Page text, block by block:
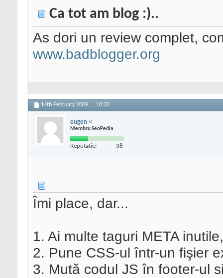
Ca tot am blog :)..
As dori un review complet,
www.badblogger.org
14th February 2009, 10:32
eugen
Membru SeoPedia
Reputatie: 38
Îmi place, dar...
1. Ai multe taguri META
2. Pune CSS-ul într-un fişier
3. Mută codul JS în footer-ul